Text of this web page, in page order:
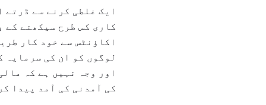
ایک غلطی کرنے سے ڈرتے
کاری کس طرح سیکھنے کے
اکاؤنٹس سے خود کار
لوگوں کو ان کی سرمایہ
اور وجہ نہیں ہے کہ
کی آمدنی کی آمد پیدا